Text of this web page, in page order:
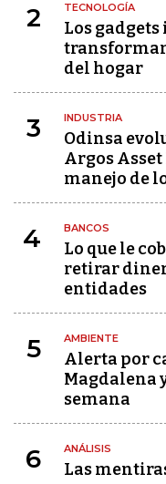
2 TECNOLOGÍA
Los
del hogar
3 INDUSTRIA
Odinsa
Argos
manejo de
4 BANCOS
Lo que le
retirar
entidades
5 AMBIENTE
Alerta por
Magdalena
semana
6 ANÁLISIS
Las